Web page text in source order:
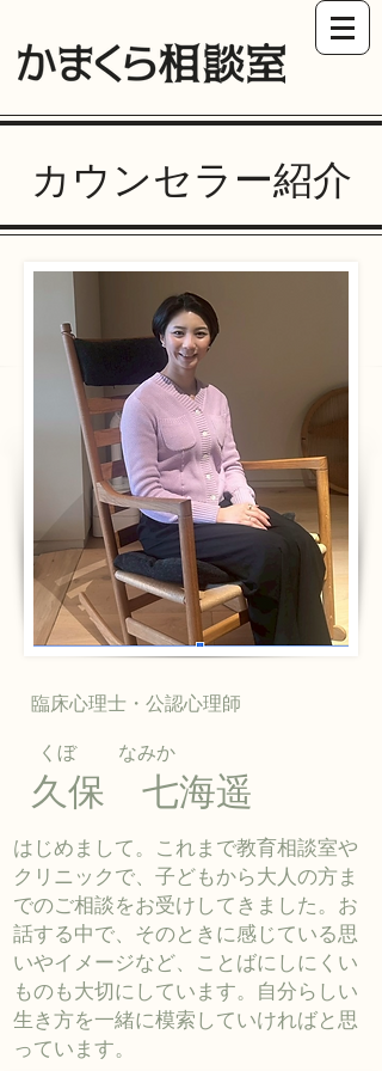
カウンセラー紹介
臨床心理士・公認心理師
久保 七海遥
はじめまして。これまで教育相談室や
クリニックで、子どもから大人の方ま
でのご相談をお受けしてきました。お
話する中で、そのときに感じている思
いやイメージなど、ことばにしにくい
ものも大切にしています。自分らしい
生き方を一緒に模索していければと思
っています。
くぼ ​なみか